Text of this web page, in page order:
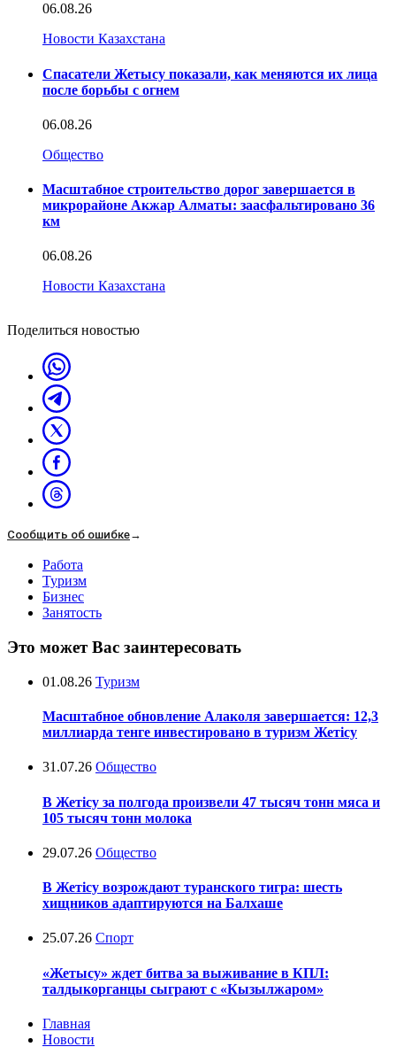
06.08.26
Новости Казахстана
Спасатели Жетысу показали, как меняются их лица
после борьбы с огнем
06.08.26
Общество
Масштабное строительство дорог завершается в
микрорайоне Акжар Алматы: заасфальтировано 36
км
06.08.26
Новости Казахстана
Поделиться новостью
Сообщить об ошибке→
Работа
Туризм
Бизнес
Занятость
Это может Вас заинтересовать
01.08.26 Туризм
Масштабное обновление Алаколя завершается: 12,3
миллиарда тенге инвестировано в туризм Жетісу
31.07.26 Общество
В Жетісу за полгода произвели 47 тысяч тонн мяса и
105 тысяч тонн молока
29.07.26 Общество
В Жетісу возрождают туранского тигра: шесть
хищников адаптируются на Балхаше
25.07.26 Спорт
«Жетысу» ждет битва за выживание в КПЛ:
талдыкорганцы сыграют с «Кызылжаром»
Главная
Новости